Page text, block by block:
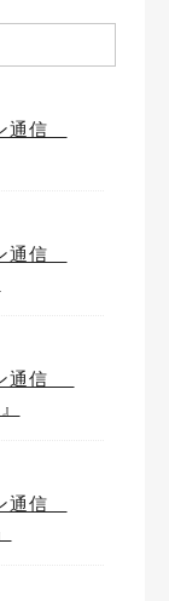
通信
通信
通信
通信